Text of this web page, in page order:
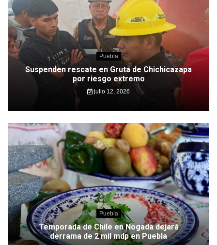
Puebla
Suspenden rescate en Gruta de Chichicazapa
por riesgo extremo
julio 12, 2026
Puebla
Temporada de Chile en Nogada dejará
derrama de 2 mil mdp en Puebla